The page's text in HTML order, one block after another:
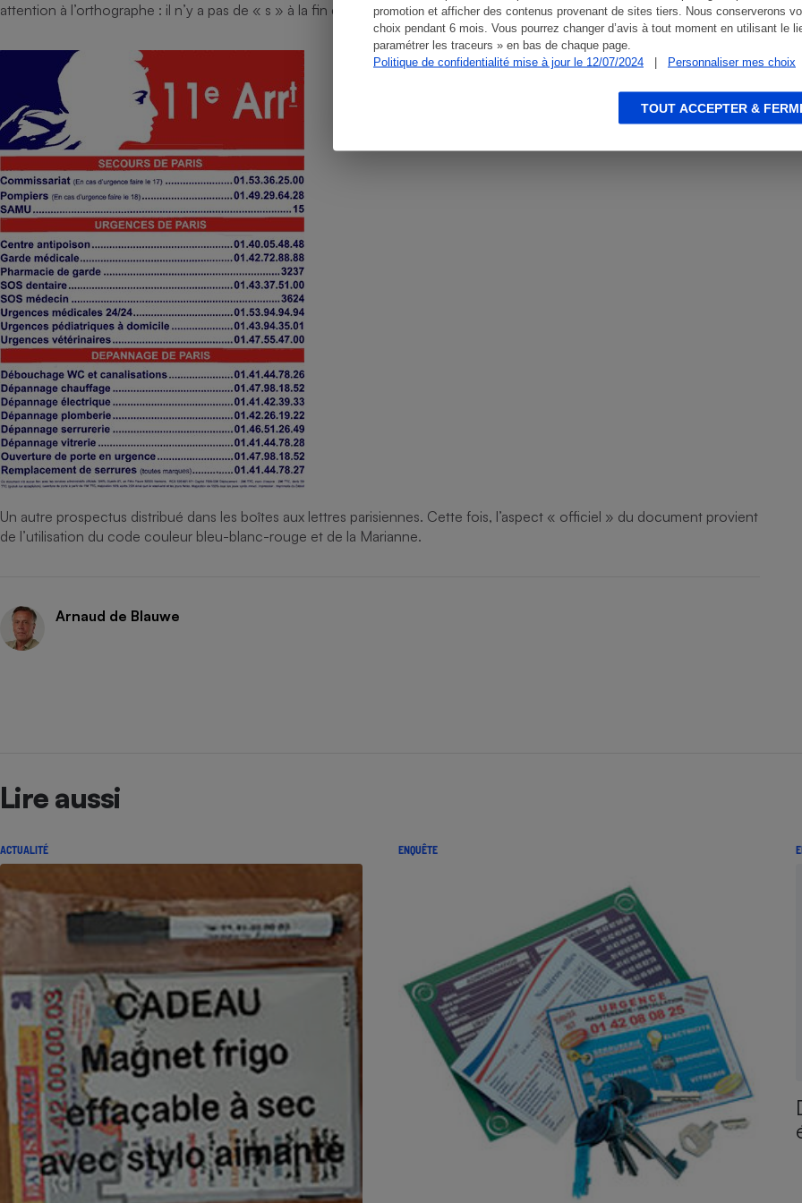
promotion et afficher des contenus provenant de sites tiers. Nous conserverons
choix pendant 6 mois. Vous pourrez changer d’avis à tout moment en utilisant le
paramétrer les traceurs » en bas de chaque page.
Politique de confidentialité mise à jour le 12/07/2024
| Personnaliser mes choix
TOUT ACCEPTER &
attention à l’orthographe : il n’y a pas de « s » à la fin de Chevreuse !
Un autre prospectus distribué dans les boîtes aux lettres parisiennes. Cette fois, l’aspect « officiel » du document provient
de l’utilisation du code couleur bleu-blanc-rouge et de la Marianne.
Arnaud de Blauwe
Lire aussi
ACTUALITÉ ENQUÊTE